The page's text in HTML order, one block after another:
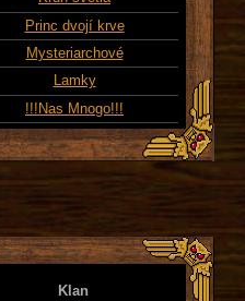
Princ dvojí krve
Mysteriarchové
Lamky
!!!Nas Mnogo!!!
Klan